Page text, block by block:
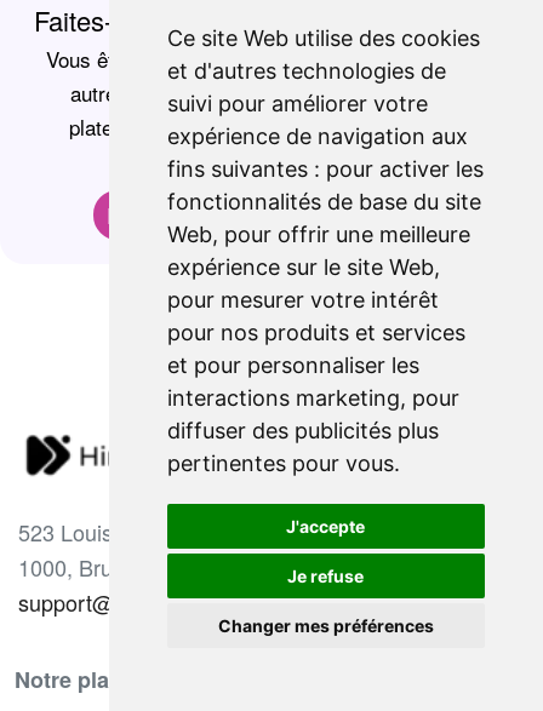
Ce site Web utilise des cookies
et d'autres technologies de
suivi pour améliorer votre
expérience de navigation aux
fins suivantes : pour activer les
fonctionnalités de base du site
Web, pour offrir une meilleure
expérience sur le site Web,
pour mesurer votre intérêt
pour nos produits et services
et pour personnaliser les
interactions marketing, pour
diffuser des publicités plus
pertinentes pour vous.
J'accepte
Je refuse
Changer mes préférences
Faites-vous repérer pour des postes tech
Vous êtes développeur, data scientist, DevOps ou
autre professionnel de la tech ? Rejoignez la
plateforme qui vous connecte aux meilleures
entreprises tech.
Déposez votre CV gratuitement
523 Louise Avenue
1000, Brussels, Belgium.
support@hiringnotes.com
Notre plateforme